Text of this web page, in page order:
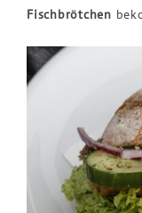
Fischbrötchen